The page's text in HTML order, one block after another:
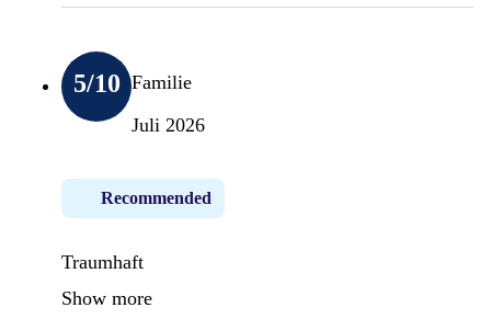
5/10 Familie
Juli 2026
Recommended
Traumhaft
Show more